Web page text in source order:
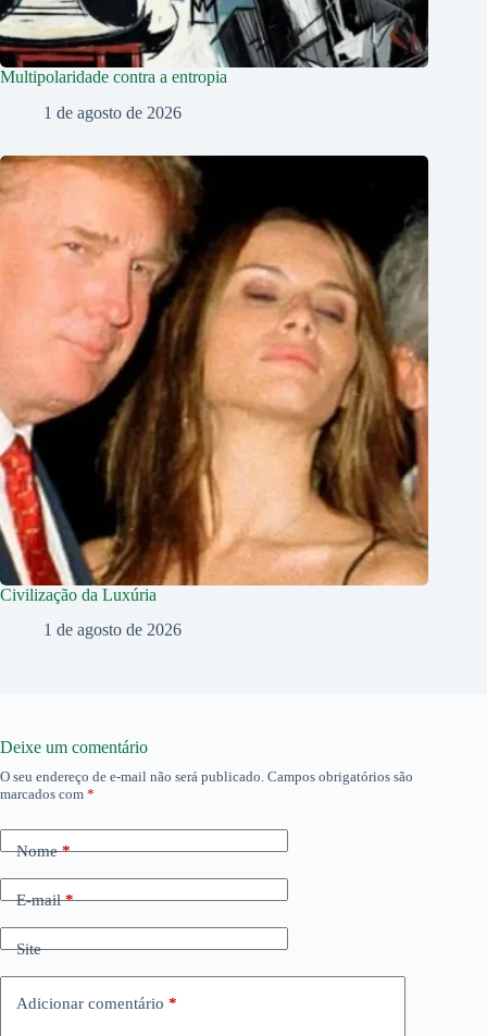
Multipolaridade contra a entropia
1 de agosto de 2026
Civilização da Luxúria
1 de agosto de 2026
Deixe um comentário
O seu endereço de e-mail não será publicado. Campos obrigatórios são
marcados com *
Nome*
E-mail*
Site
Adicionar comentário *